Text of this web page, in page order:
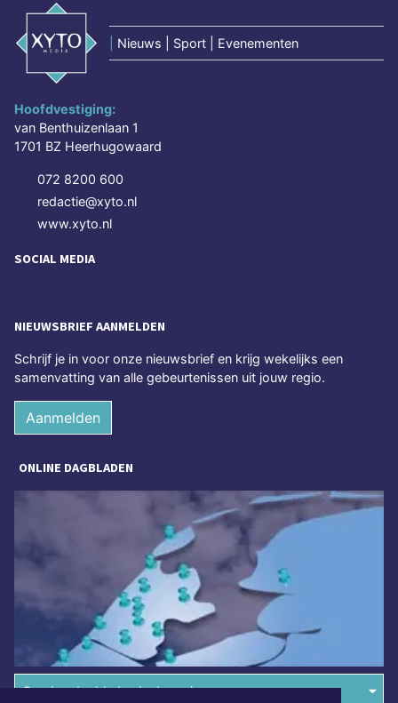
Nieuws | Sport | Evenementen
Hoofdvestiging:
van Benthuizenlaan 1
1701 BZ Heerhugowaard
072 8200 600
redactie@xyto.nl
www.xyto.nl
SOCIAL MEDIA
NIEUWSBRIEF AANMELDEN
Schrijf je in voor onze nieuwsbrief en krijg wekelijks een
samenvatting van alle gebeurtenissen uit jouw regio.
Aanmelden
ONLINE DAGBLADEN
Overige dagbladen in de regio